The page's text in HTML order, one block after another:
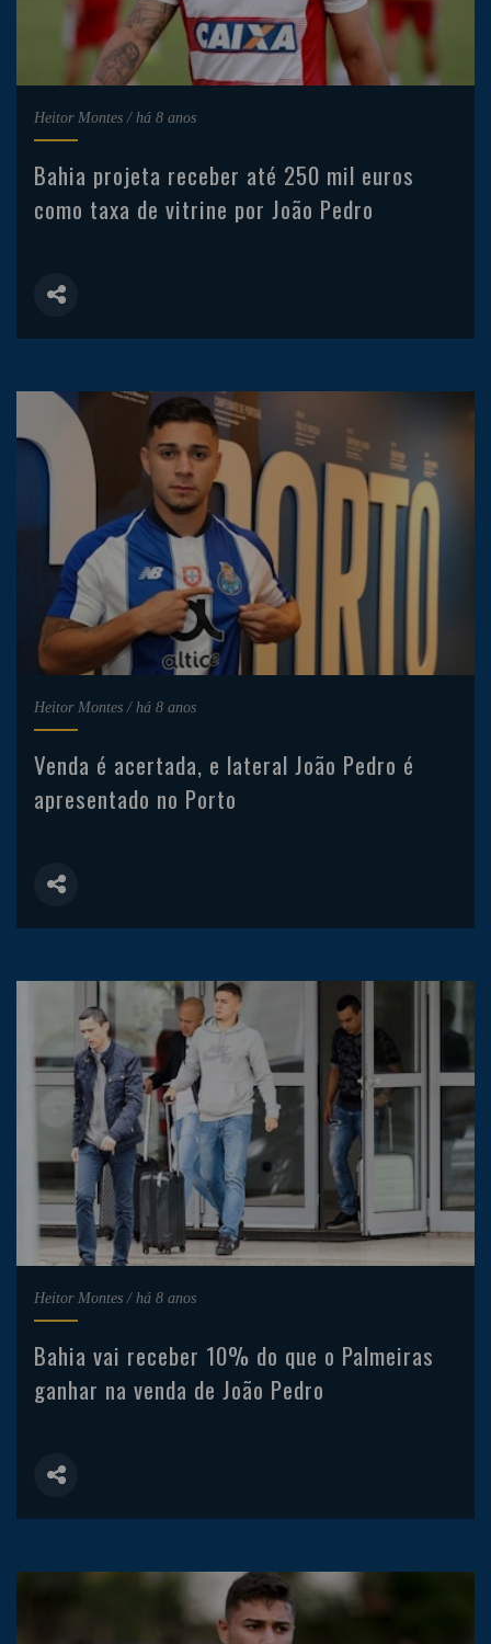
Heitor Montes / há 8 anos
Bahia projeta receber até 250 mil euros
como taxa de vitrine por João Pedro
Heitor Montes / há 8 anos
Venda é acertada, e lateral João Pedro é
apresentado no Porto
Heitor Montes / há 8 anos
Bahia vai receber 10% do que o Palmeiras
ganhar na venda de João Pedro